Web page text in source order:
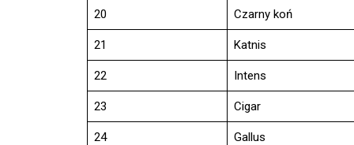
20 Czarny koń
21 Katnis
22 Intens
23 Cigar
24 Gallus